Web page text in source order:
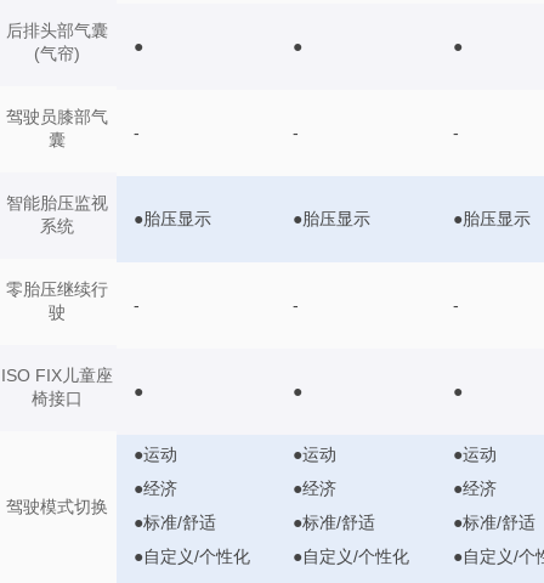
后排头部气囊
(气帘)
驾驶员膝部气
囊
智能胎压监视
系统
零胎压继续行
驶
ISO FIX儿童座
椅接口
驾驶模式切换
● ● ●
- - -
●胎压显示 ●胎压显示 ●胎压显示
- - -
● ● ●
●运动
●经济
●标准/舒适
●自定义/个性化
●运动
●经济
●标准/舒适
●自定义/个性化
●运动
●经济
●标准/舒适
●自定义/个